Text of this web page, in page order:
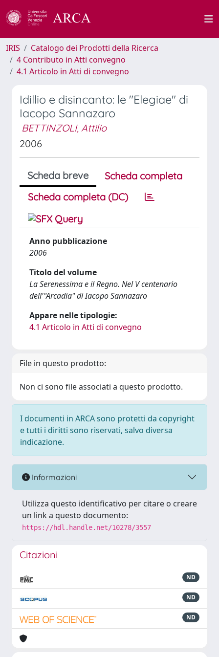
IRIS
Catalogo dei Prodotti della Ricerca
4 Contributo in Atti convegno
4.1 Articolo in Atti di convegno
Idillio e disincanto: le "Elegiae" di
Iacopo Sannazaro
BETTINZOLI, Attilio
2006
Scheda breve
Scheda completa
Scheda completa (DC)
Anno pubblicazione
2006
Titolo del volume
La Serenessima e il Regno. Nel V centenario
dell'"Arcadia" di Iacopo Sannazaro
Appare nelle tipologie:
4.1 Articolo in Atti di convegno
File in questo prodotto:
Non ci sono file associati a questo prodotto.
I documenti in ARCA sono protetti da copyright
e tutti i diritti sono riservati, salvo diversa
indicazione.
Informazioni
Utilizza questo identificativo per citare o creare
un link a questo documento:
https://hdl.handle.net/10278/3557
Citazioni
ND
ND
ND